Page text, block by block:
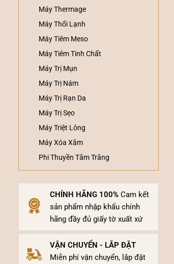
Máy Thermage
Máy Thổi Lạnh
Máy Tiêm Meso
Máy Tiêm Tinh Chất
Máy Trị Mụn
Máy Trị Nám
Máy Trị Rạn Da
Máy Trị Sẹo
Máy Triệt Lông
Máy Xóa Xăm
Phi Thuyền Tắm Trắng
CHÍNH HÃNG 100% Cam kết
sản phẩm nhập khẩu chính
hãng đầy đủ giấy tờ xuất xứ
VẬN CHUYỂN - LẮP ĐẶT
Miễn phí vận chuyển, lắp đặt